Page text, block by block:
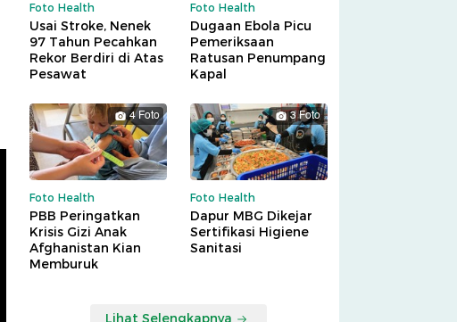
Foto Health
Usai Stroke, Nenek
97 Tahun Pecahkan
Rekor Berdiri di Atas
Pesawat
Foto Health
Dugaan Ebola Picu
Pemeriksaan
Ratusan Penumpang
Kapal
4 Foto
Foto Health
PBB Peringatkan
Krisis Gizi Anak
Afghanistan Kian
Memburuk
3 Foto
Foto Health
Dapur MBG Dikejar
Sertifikasi Higiene
Sanitasi
Lihat Selengkapnya